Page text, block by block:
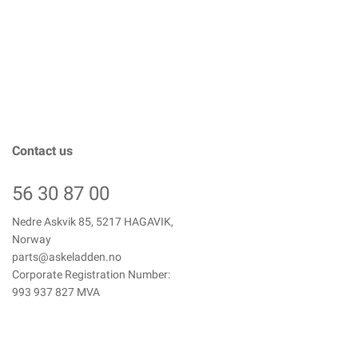
Contact us
56 30 87 00
Nedre Askvik 85, 5217 HAGAVIK,
Norway
parts@askeladden.no
Corporate Registration Number:
993 937 827 MVA